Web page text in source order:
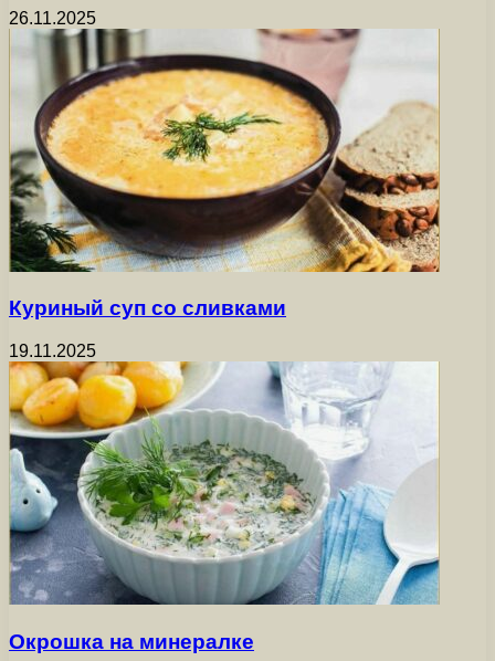
26.11.2025
Куриный суп со сливками
19.11.2025
Окрошка на минералке